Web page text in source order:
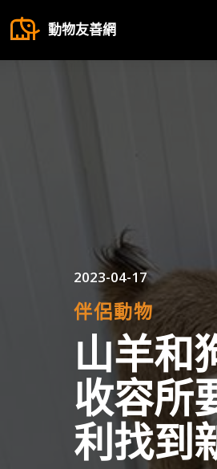
動物友善網
2023-04-17
伴侶動物
山羊和
收容所
利找到